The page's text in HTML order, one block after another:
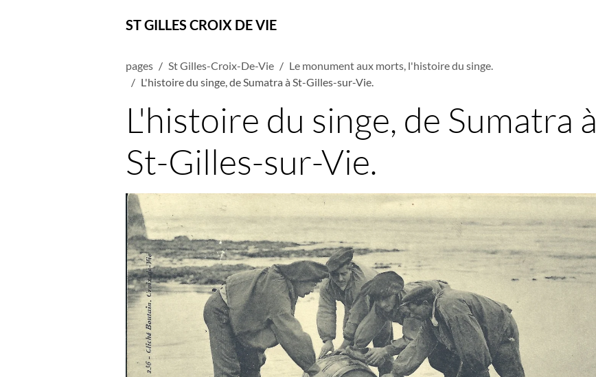
ST GILLES CROIX DE VIE
pages St Gilles-Croix-De-Vie
Le monument aux morts, l'histoire du singe.
L'histoire du singe, de Sumatra à St-Gilles-sur-Vie.
L'histoire du singe, de Sumatra à
St-Gilles-sur-Vie.